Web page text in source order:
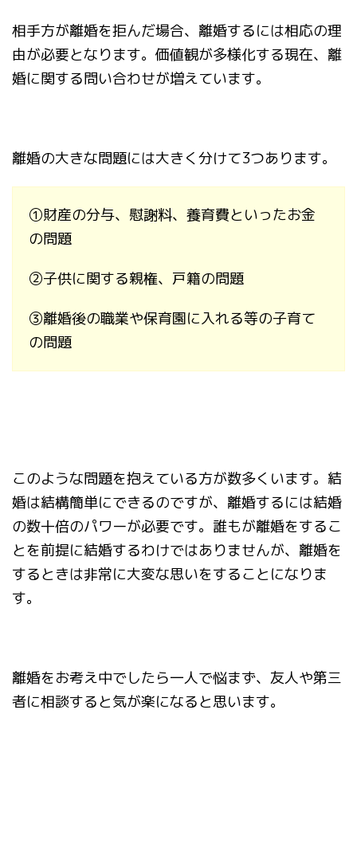
相手方が離婚を拒んだ場合、離婚するには相応の理
由が必要となります。 価値観が多様化する現在、離
婚に関する問い合わせが増えています。
離婚の大きな問題には大きく分けて3つあります。
①財産の分与、慰謝料、養育費といったお金
の問題
②子供に関する親権、戸籍の問題
③離婚後の職業や保育園に入れる等の子育て
の問題
このような問題を抱えている方が数多くいます。 結
婚は結構簡単にできるのですが、離婚するには結婚
の数十倍のパワーが必要です。 誰もが離婚をするこ
とを前提に結婚するわけではありませんが、離婚を
するときは非常に大変な思いをすることになりま
す。
離婚をお考え中でしたら一人で悩まず、友人や第三
者に相談すると気が楽になると思います。